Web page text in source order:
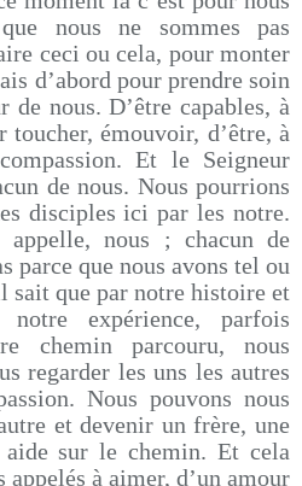
nous ne sommes pas
ceci ou cela, pour monter
d’abord pour prendre soin
de nous. D’être capables, à
toucher, émouvoir, d’être, à
Et le Seigneur
de nous. Nous pourrions
disciples ici par les notre.
nous ; chacun de
parce que nous avons tel ou
que par notre histoire et
expérience, parfois
chemin parcouru, nous
regarder les uns les autres
Nous pouvons nous
et devenir un frère, une
sur le chemin. Et cela
appelés à aimer, d’un amour